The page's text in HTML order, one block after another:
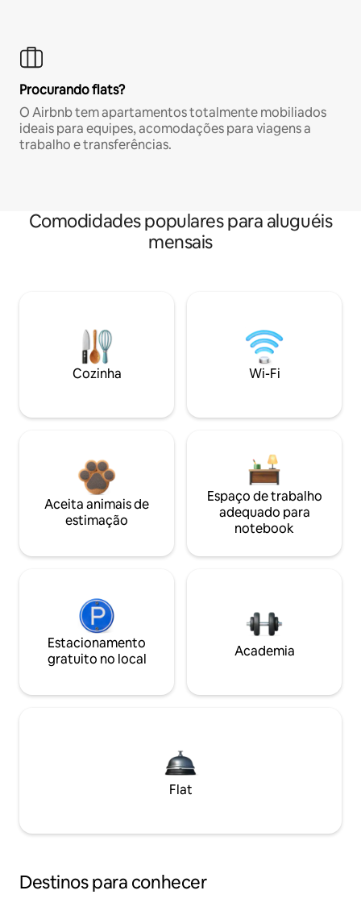
Procurando flats?
O Airbnb tem apartamentos totalmente mobiliados
ideais para equipes, acomodações para viagens a
trabalho e transferências.
Comodidades populares para aluguéis
mensais
Cozinha Wi-Fi
Aceita animais de
estimação
Espaço de trabalho
adequado para
notebook
Estacionamento
gratuito no local
Academia
Flat
Destinos para conhecer